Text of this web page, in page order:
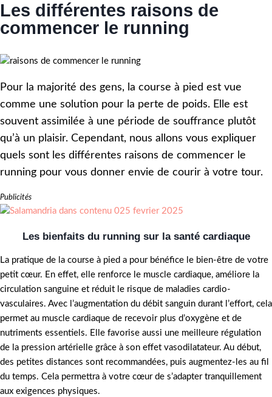
Les différentes raisons de
commencer le running
Pour la majorité des gens, la course à pied est vue
comme une solution pour la perte de poids. Elle est
souvent assimilée à une période de souffrance plutôt
qu’à un plaisir. Cependant, nous allons vous expliquer
quels sont les différentes raisons de commencer le
running pour vous donner envie de courir à votre tour.
Publicités
Les bienfaits du running sur la santé cardiaque
La pratique de la course à pied a pour bénéfice le bien-être de votre
petit cœur. En effet, elle renforce le muscle cardiaque, améliore la
circulation sanguine et réduit le risque de maladies cardio-
vasculaires. Avec l’augmentation du débit sanguin durant l’effort, cela
permet au muscle cardiaque de recevoir plus d’oxygène et de
nutriments essentiels. Elle favorise aussi une meilleure régulation
de la pression artérielle grâce à son effet vasodilatateur. Au début,
des petites distances sont recommandées, puis augmentez-les au fil
du temps. Cela permettra à votre cœur de s’adapter tranquillement
aux exigences physiques.